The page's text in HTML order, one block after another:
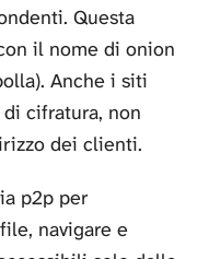
Questa
il nome di onion
Anche i siti
cifratura, non
dei clienti.
p2p per
navigare e